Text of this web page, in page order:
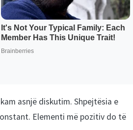
asnjë diskutim. Shpejtësia e
Elementi më pozitiv do të